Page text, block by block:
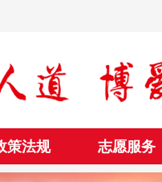
策法规 志愿服务